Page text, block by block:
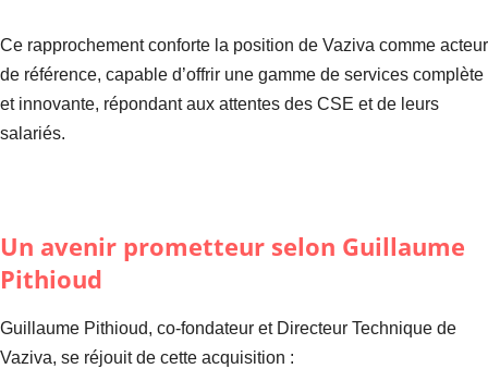
Ce rapprochement conforte la position de Vaziva comme acteur
de référence, capable d’offrir une gamme de services complète
et innovante, répondant aux attentes des CSE et de leurs
salariés.
Un avenir prometteur selon Guillaume
Pithioud
Guillaume Pithioud, co-fondateur et Directeur Technique de
Vaziva, se réjouit de cette acquisition :